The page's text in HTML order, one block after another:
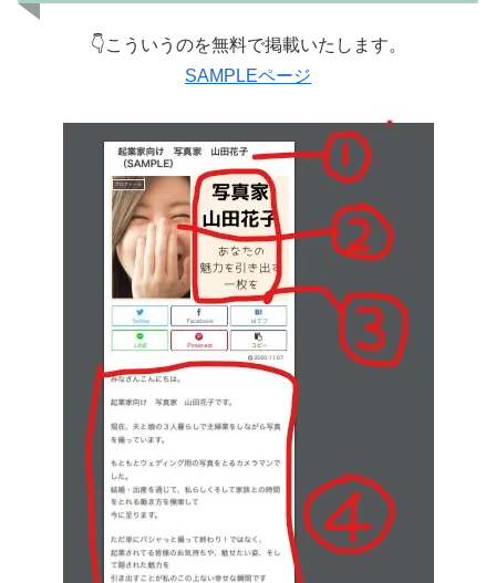
👇こういうのを無料で掲載いたします。
SAMPLEページ